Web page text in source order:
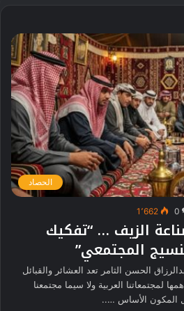
الحصاد
0 1٬662
الزيف … “تفكيك
المجتمعي”
الحسن الثامر تعد العشائر والقبائل
لمجتمعاتنا العربية ولا سيما مجتمعنا
المكون الأساس …..